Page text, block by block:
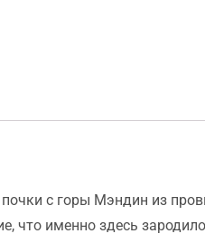
с горы Мэндин из
что именно здесь